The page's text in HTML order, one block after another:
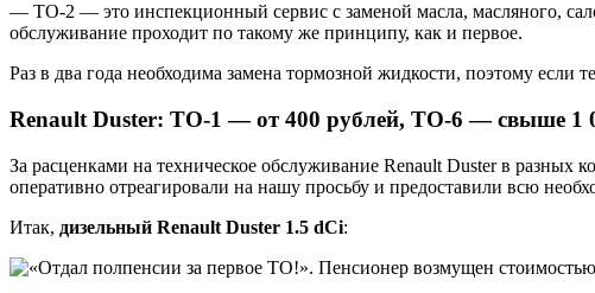
— ТО-2 — это инспекционный сервис с заменой масла, масляного,
обслуживание проходит по такому же принципу, как и первое.
Раз в два года необходима замена тормозной жидкости, поэтому если
Renault Duster: ТО-1 — от 400 рублей, ТО-6 — свыше 1
За расценками на техническое обслуживание Renault Duster в
оперативно отреагировали на нашу просьбу и предоставили всю
Итак, дизельный Renault Duster 1.5 dCi: